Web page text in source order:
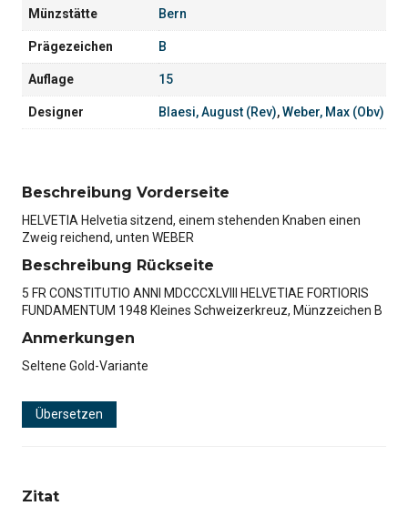
Münzstätte Bern
Prägezeichen B
Auflage 15
Designer Blaesi, August (Rev),Weber, Max (Obv)
Beschreibung Vorderseite
HELVETIA Helvetia sitzend, einem stehenden Knaben einen
Zweig reichend, unten WEBER
Beschreibung Rückseite
5 FR CONSTITUTIO ANNI MDCCCXLVIII HELVETIAE FORTIORIS
FUNDAMENTUM 1948 Kleines Schweizerkreuz, Münzzeichen B
Anmerkungen
Seltene Gold-Variante
Übersetzen
Zitat